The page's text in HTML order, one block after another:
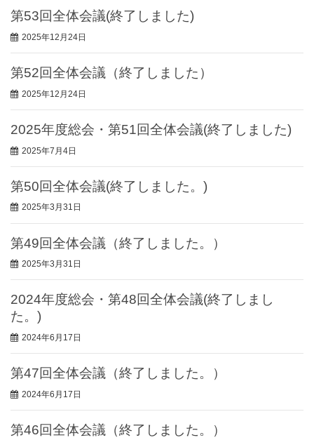
第53回全体会議(終了しました)
2025年12月24日
第52回全体会議（終了しました）
2025年12月24日
2025年度総会・第51回全体会議(終了しました)
2025年7月4日
第50回全体会議(終了しました。)
2025年3月31日
第49回全体会議（終了しました。）
2025年3月31日
2024年度総会・第48回全体会議(終了しまし
た。)
2024年6月17日
第47回全体会議（終了しました。）
2024年6月17日
第46回全体会議（終了しました。）